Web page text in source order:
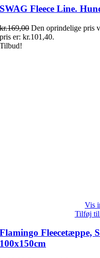
SWAG Fleece Line.
kr.169,00 Den oprindelige pris
pris er: kr.101,40.
Tilbud!
Vis
Tilføj
Flamingo Fleecetæppe,
100x150cm